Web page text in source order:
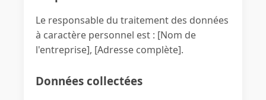
Le responsable du traitement des données
à caractère personnel est : [Nom de
l'entreprise], [Adresse complète].
Données collectées